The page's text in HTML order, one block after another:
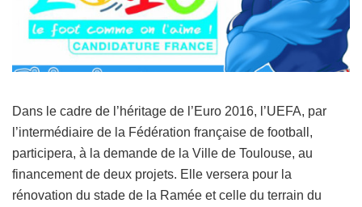
Dans le cadre de l’héritage de l’Euro 2016, l’UEFA, par
l’intermédiaire de la Fédération française de football,
participera, à la demande de la Ville de Toulouse, au
financement de deux projets. Elle versera pour la
rénovation du stade de la Ramée et celle du terrain du